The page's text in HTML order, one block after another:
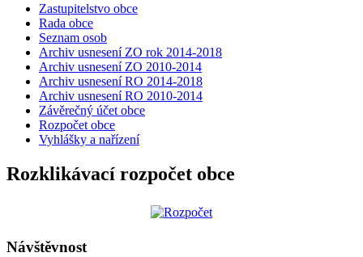
Zastupitelstvo obce
Rada obce
Seznam osob
Archiv usnesení ZO rok 2014-2018
Archiv usnesení ZO 2010-2014
Archiv usnesení RO 2014-2018
Archiv usnesení RO 2010-2014
Závěrečný účet obce
Rozpočet obce
Vyhlášky a nařízení
Rozklikávací rozpočet obce
Návštěvnost